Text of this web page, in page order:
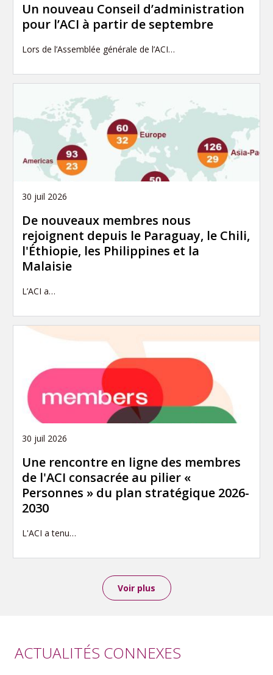
Un nouveau Conseil d’administration
pour l’ACI à partir de septembre
Lors de l’Assemblée générale de l’ACI…
30 juil 2026
De nouveaux membres nous
rejoignent depuis le Paraguay, le Chili,
l'Éthiopie, les Philippines et la
Malaisie
L’ACI a…
30 juil 2026
Une rencontre en ligne des membres
de l'ACI consacrée au pilier «
Personnes » du plan stratégique 2026-
2030
L'ACI a tenu…
Voir plus
ACTUALITÉS CONNEXES